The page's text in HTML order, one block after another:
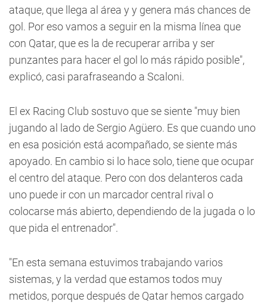
ataque, que llega al área y y genera más chances de
gol. Por eso vamos a seguir en la misma línea que
con Qatar, que es la de recuperar arriba y ser
punzantes para hacer el gol lo más rápido posible",
explicó, casi parafraseando a Scaloni.
El ex Racing Club sostuvo que se siente "muy bien
jugando al lado de Sergio Agüero. Es que cuando uno
en esa posición está acompañado, se siente más
apoyado. En cambio si lo hace solo, tiene que ocupar
el centro del ataque. Pero con dos delanteros cada
uno puede ir con un marcador central rival o
colocarse más abierto, dependiendo de la jugada o lo
que pida el entrenador".
"En esta semana estuvimos trabajando varios
sistemas, y la verdad que estamos todos muy
metidos, porque después de Qatar hemos cargado